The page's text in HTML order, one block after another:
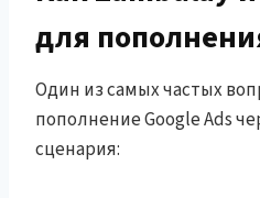
для
Один из самых частых
пополнение Google Ads
сценария: